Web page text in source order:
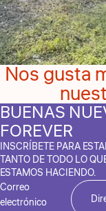
Nos gusta
BUENAS
FOREVER
INSCRÍBETE PARA
TANTO DE TODO LO
ESTAMOS HACIENDO.
Correo
electrónico